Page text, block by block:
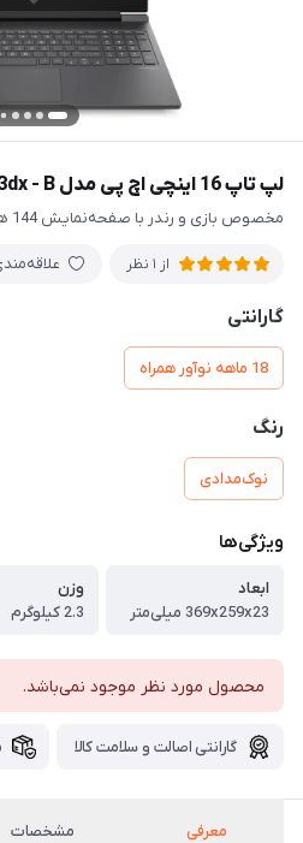
لپ تاپ 16 اینچی اچ پی مدل VICTUS 16 S1023dx - B
مخصوص بازی و رندر با صفحه‌‌نمایش 144 هرتز
از 1 نظر
گارانتی
18 ماهه نوآور همراه
رنگ
نوک‌مدادی
ویژگی‌ها
ابعاد
369x259x23 میلی‌متر
وزن
2.3 کیلوگرم
محصول مورد نظر موجود نمی‌باشد.
گارانتی اصالت و سلامت کالا
معرفی مشخصات